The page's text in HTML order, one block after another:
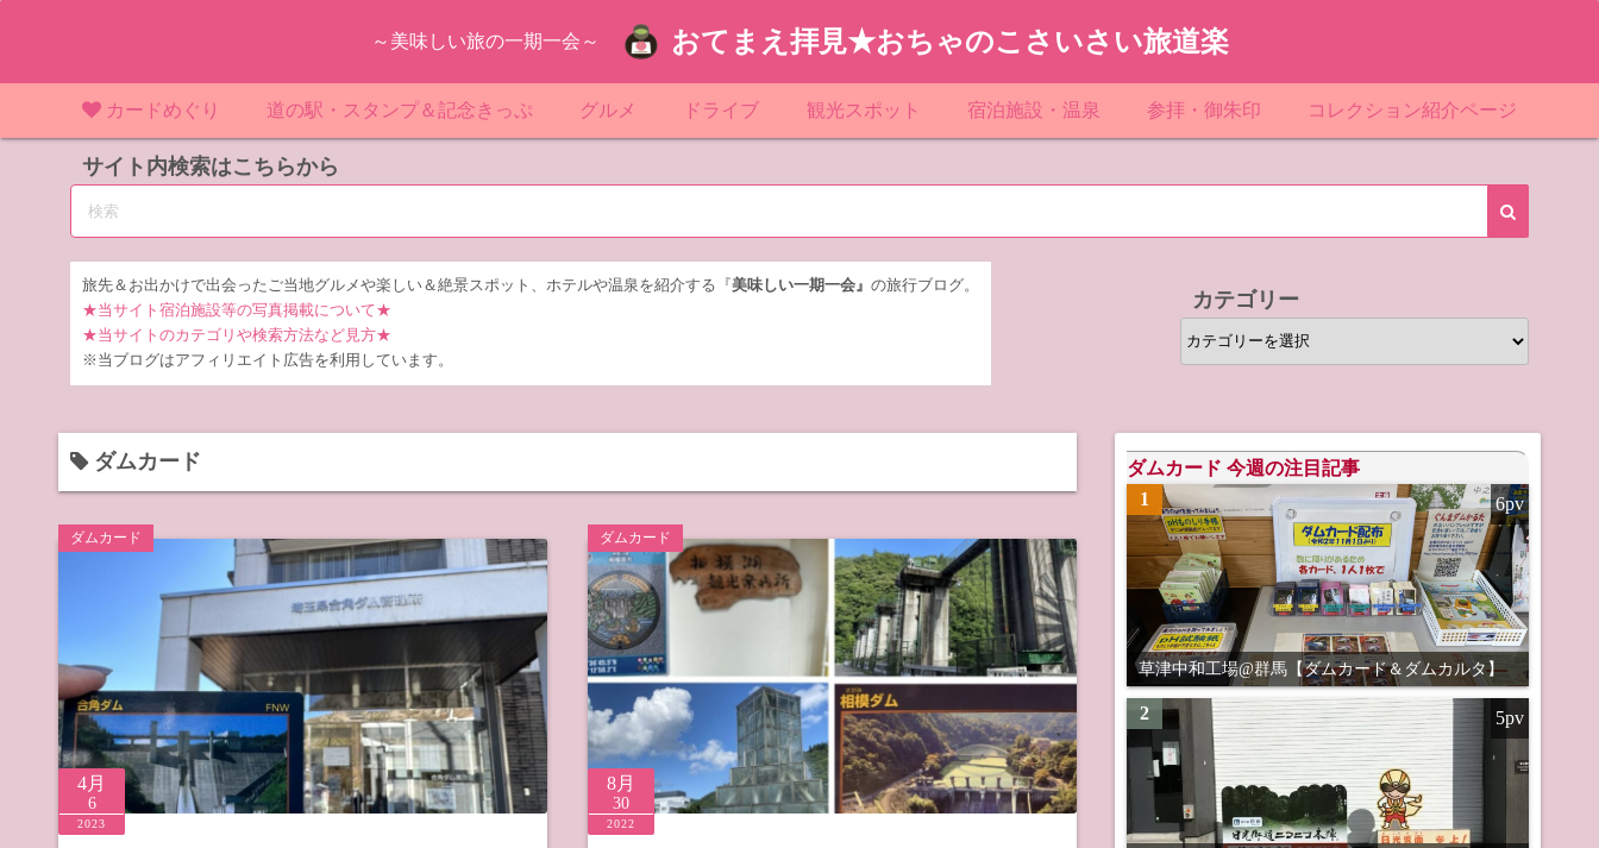
ツ
～美味しい旅の一期一会～ おてまえ拝見★おちゃのこさいさい旅道楽
カードめぐり
マンホールカード マンホールカード（関東）
埼玉県のマンホール
茨城県のマンホール
栃木県のマンホール
群馬県のマンホール
マンホールカード（東北） 宮城県のマンホール
マンホールカード（中部）
IKEカード
KAWAカード
橋カード
ダムカード
LOGetカード
道の駅・スタンプ＆記念きっぷ
道の駅（関東）
道の駅 埼玉
道の駅 茨城
道の駅 群馬
道の駅 栃木
道の駅 山梨
道の駅 静岡
道の駅（東北） 道の駅 宮城
道の駅（北陸）
グルメ ドライブ 観光スポット
遊び・体験
宿泊施設・温泉
スーパーホテル
シティホテル・ビジネスホテル
参拝・御朱印 コレクション紹介ページ
「東北」道の駅スタンプ一覧
サイト内検索はこちらから
旅先＆お出かけで出会ったご当地グルメや楽しい＆絶景スポット、ホテルや温泉を紹介する『 美味しい一期一会』 の旅行ブログ。
★当サイト宿泊施設等の写真掲載について★
★当サイトのカテゴリや検索方法など見方★
※当ブログはアフィリエイト広告を利用しています。
カテゴリー
カ
テ
ー
ダムカード
ダムカード
4月
6
2023
ダムカード
8月
30
2022
ダムカード 今週の注目記事
1
草津中和工場@群馬【ダムカード＆ダムカルタ】
6pv
2 5pv